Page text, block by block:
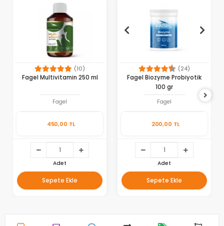
(10)
Fagel Multivitamin 250 ml
Fagel
450,00 TL
Adet
Sepete Ekle
(24)
Fagel Biozyme Probiyotik
100 gr
Fagel
200,00 TL
Adet
Sepete Ekle